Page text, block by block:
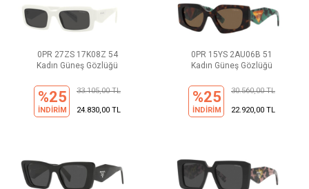
0PR 27ZS 17K08Z 54
Kadın Güneş Gözlüğü
%25
İNDİRİM
33.105,00 TL
24.830,00 TL
0PR 15YS 2AU06B 51
Kadın Güneş Gözlüğü
%25
İNDİRİM
30.560,00 TL
22.920,00 TL